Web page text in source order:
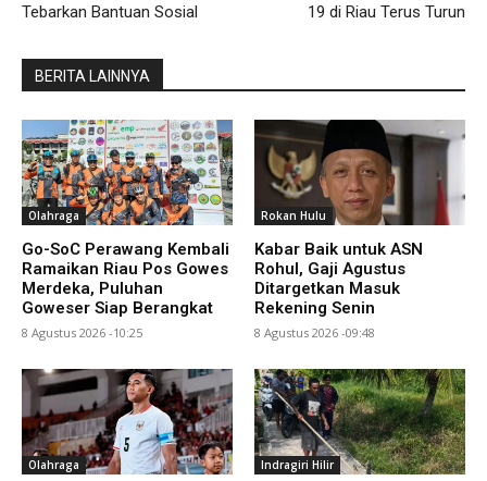
Tebarkan Bantuan Sosial
19 di Riau Terus Turun
BERITA LAINNYA
Olahraga
Go-SoC Perawang Kembali
Ramaikan Riau Pos Gowes
Merdeka, Puluhan
Goweser Siap Berangkat
8 Agustus 2026 -10:25
Rokan Hulu
Kabar Baik untuk ASN
Rohul, Gaji Agustus
Ditargetkan Masuk
Rekening Senin
8 Agustus 2026 -09:48
Olahraga Indragiri Hilir